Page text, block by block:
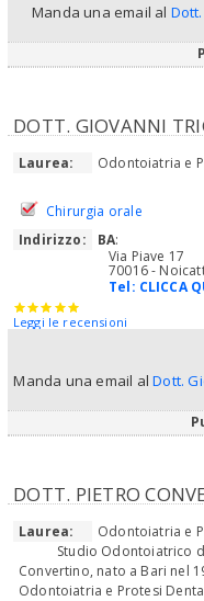
Manda una email al
DOTT. GIOVANNI
Laurea: Odontoiatria e
Chirurgia orale
Indirizzo:
BA:
Via Piave 17
70016 -
Tel: CLICCA
Leggi le recensioni
Manda una email alDott.
DOTT. PIETRO
Laurea:
Odontoiatria e
Studio Odontoiatrico
Convertino, nato a Bari nel
Odontoiatria e Protesi